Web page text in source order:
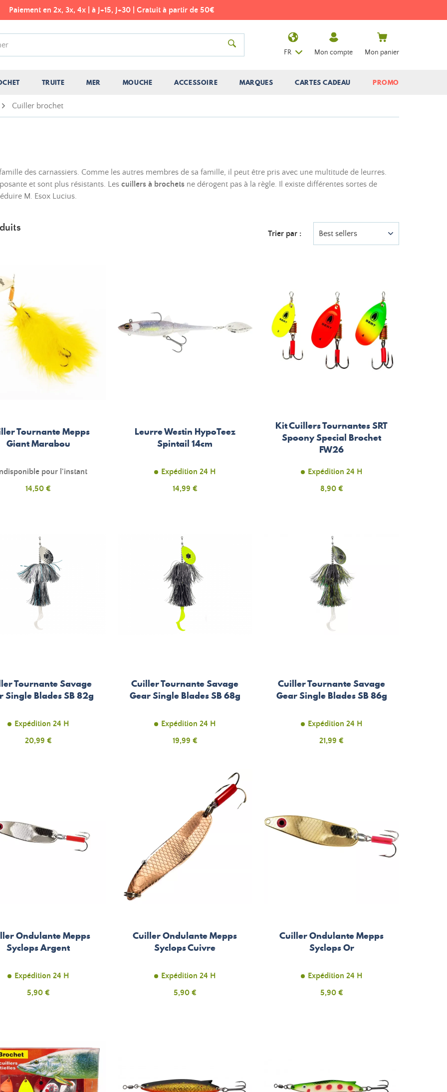
Paiement en 2x, 3x, 4x | à J+15, J+30 | Gratuit à partir de 50€
TRUITE MER MOUCHE ACCESSOIRE MARQUES CARTES CADEAU PROMO
FR Mon compte Mon panier
Cuiller brochet
des carnassiers. Comme les autres membres de sa famille, il peut être pris avec une multitude de leurres.
et sont plus résistants. Les cuillers à brochets ne dérogent pas à la règle. Il existe différentes sortes de
M. Esox Lucius.
Trier par : Best sellers
Tournante Mepps
Giant Marabou
pour l'instant
Prix
14,50 €
Leurre Westin HypoTeez
Spintail 14cm
Expédition 24 H
Prix
14,99 €
Kit Cuillers Tournantes SRT
Spoony Special Brochet
FW26
Expédition 24 H
Prix
8,90 €
Tournante Savage
Single Blades SB 82g
Expédition 24 H
Prix
20,99 €
Cuiller Tournante Savage
Gear Single Blades SB 68g
Expédition 24 H
Prix
19,99 €
Cuiller Tournante Savage
Gear Single Blades SB 86g
Expédition 24 H
Prix
21,99 €
Ondulante Mepps
Syclops Argent
Expédition 24 H
Prix
5,90 €
Cuiller Ondulante Mepps
Syclops Cuivre
Expédition 24 H
Prix
5,90 €
Cuiller Ondulante Mepps
Syclops Or
Expédition 24 H
Prix
5,90 €